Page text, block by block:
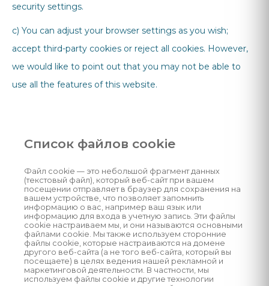
security settings.
c) You can adjust your browser settings as you wish;
accept third-party cookies or reject all cookies. However,
we would like to point out that you may not be able to
use all the features of this website.
Список файлов cookie
Файл cookie — это небольшой фрагмент данных
(текстовый файл), который веб-сайт при вашем
посещении отправляет в браузер для сохранения на
вашем устройстве, что позволяет запомнить
информацию о вас, например ваш язык или
информацию для входа в учетную запись. Эти файлы
cookie настраиваем мы, и они называются основными
файлами cookie. Мы также используем сторонние
файлы cookie, которые настраиваются на домене
другого веб-сайта (а не того веб-сайта, который вы
посещаете) в целях ведения нашей рекламной и
маркетинговой деятельности. В частности, мы
используем файлы cookie и другие технологии